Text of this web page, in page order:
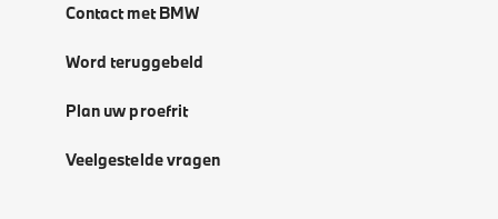
Contact met BMW
Word teruggebeld
Plan uw proefrit
Veelgestelde vragen